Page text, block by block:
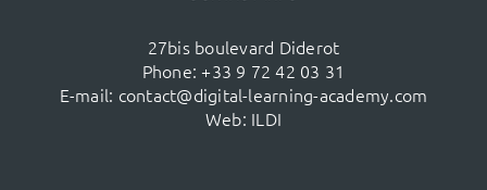
27bis boulevard Diderot
Phone: +33 9 72 42 03 31
E-mail: contact@digital-learning-academy.com
Web: ILDI